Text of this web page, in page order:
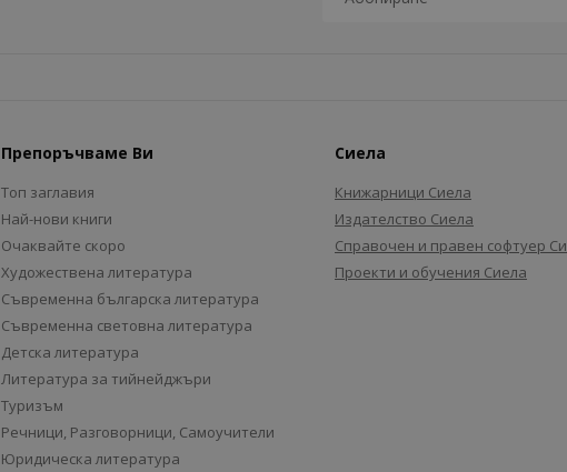
Препоръчваме Ви
Топ заглавия
Най-нови книги
Очаквайте скоро
Художествена литература
Съвременна българска литература
Съвременна световна литература
Детска литература
Литература за тийнейджъри
Туризъм
Речници, Разговорници, Самоучители
Юридическа литература
Сиела
Книжарници Сиела
Издателство Сиела
Справочен и правен софтуер
Проекти и обучения Сиела